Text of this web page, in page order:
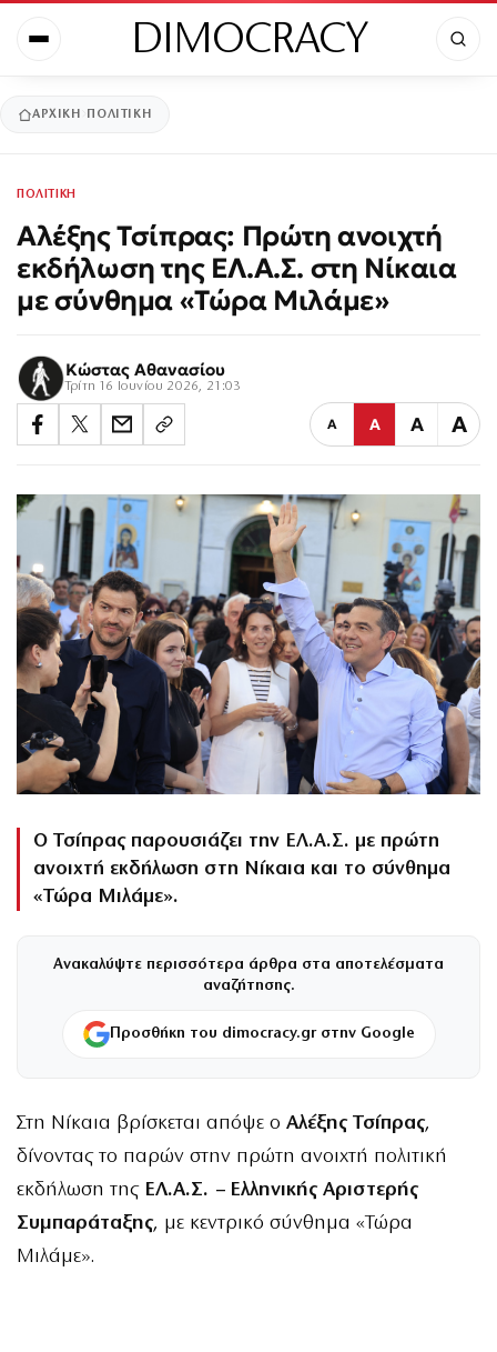
DIMOCRACY
ΑΡΧΙΚΉ ΠΟΛΙΤΙΚΗ
ΠΟΛΙΤΙΚΗ
Αλέξης Τσίπρας: Πρώτη ανοιχτή
εκδήλωση της ΕΛ.Α.Σ. στη Νίκαια
με σύνθημα «Τώρα Μιλάμε»
Κώστας Αθανασίου
Τρίτη 16 Ιουνίου 2026, 21:03
Α Α Α Α
Ο Τσίπρας παρουσιάζει την ΕΛ.Α.Σ. με πρώτη
ανοιχτή εκδήλωση στη Νίκαια και το σύνθημα
«Τώρα Μιλάμε».
Ανακαλύψτε περισσότερα άρθρα στα αποτελέσματα
αναζήτησης.
Προσθήκη του dimocracy.gr στην Google
Στη Νίκαια βρίσκεται απόψε ο Αλέξης Τσίπρας,
δίνοντας το παρών στην πρώτη ανοιχτή πολιτική
εκδήλωση της ΕΛ.Α.Σ. – Ελληνικής Αριστερής
Συμπαράταξης, με κεντρικό σύνθημα «Τώρα
Μιλάμε».